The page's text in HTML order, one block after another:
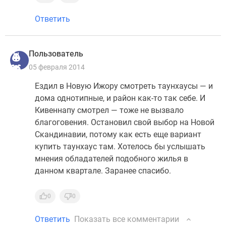
Ответить
Пользователь
05 февраля 2014
Ездил в Новую Ижору смотреть таунхаусы — и
дома однотипные, и район как-то так себе. И
Кивеннапу смотрел — тоже не вызвало
благоговения. Остановил свой выбор на Новой
Скандинавии, потому как есть еще вариант
купить таунхаус там. Хотелось бы услышать
мнения обладателей подобного жилья в
данном квартале. Заранее спасибо.
0 0
Ответить Показать все комментарии